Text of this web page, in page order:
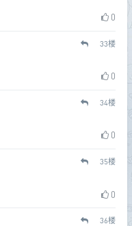
0
33楼
0
34楼
0
35楼
0
36楼